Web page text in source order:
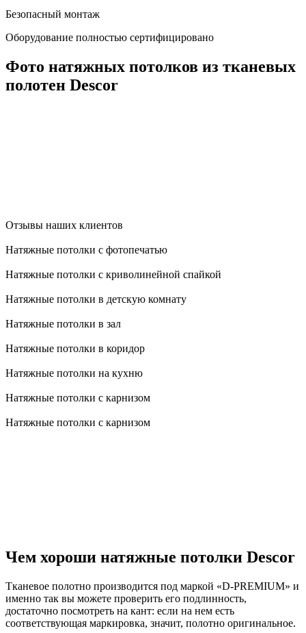
Безопасный монтаж
Оборудование полностью сертифицировано
Фото натяжных потолков из тканевых
полотен Descor
Отзывы наших клиентов
Натяжные потолки с фотопечатью
Натяжные потолки с криволинейной спайкой
Натяжные потолки в детскую комнату
Натяжные потолки в зал
Натяжные потолки в коридор
Натяжные потолки на кухню
Натяжные потолки с карнизом
Натяжные потолки с карнизом
Чем хороши натяжные потолки Descor
Тканевое полотно производится под маркой «D-PREMIUM» и
именно так вы можете проверить его подлинность,
достаточно посмотреть на кант: если на нем есть
соответствующая маркировка, значит, полотно оригинальное.